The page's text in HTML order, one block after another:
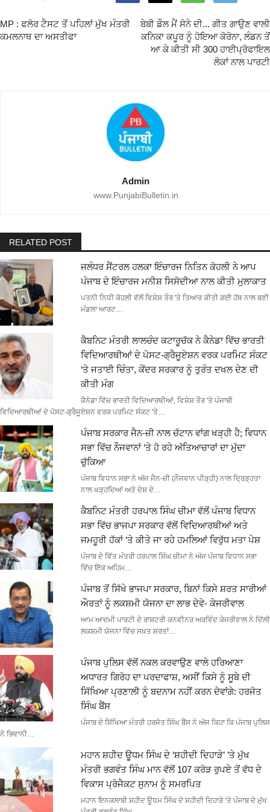
MP : ਫਲੋਰ ਟੈਸਟ ਤੋਂ ਪਹਿਲਾਂ ਮੁੱਖ ਮੰਤਰੀ
ਕਮਲਨਾਥ ਦਾ ਅਸਤੀਫਾ
ਬੇਬੀ ਡੌਲ ਮੈਂ ਸੋਨੇ ਦੀ... ਗੀਤ ਗਾਉਣ ਵਾਲੀ
ਕਨਿਕਾ ਕਪੂਰ ਨੂੰ ਹੋਇਆ ਕੋਰੋਨਾ, ਲੰਡਨ ਤੋਂ
ਆ ਕੇ ਕੀਤੀ ਸੀ 300 ਹਾਈਪ੍ਰੋਫਾਇਲ
ਲੋਕਾਂ ਨਾਲ ਪਾਰਟੀ
Admin
www.PunjabiBulletin.in
RELATED POST
ਜਲੰਧਰ ਸੈਂਟਰਲ ਹਲਕਾ ਇੰਚਾਰਜ ਨਿਤਿਨ ਕੋਹਲੀ ਨੇ ਆਪ
ਪੰਜਾਬ ਦੇ ਇੰਚਾਰਜ ਮਨੀਸ਼ ਸਿਸੋਦੀਆ ਨਾਲ ਕੀਤੀ ਮੁਲਾਕਾਤ
ਪਤਨੀ ਨਿਧੀ ਕੋਹਲੀ ਵੱਲੋਂ ਵਿਸ਼ੇਸ਼ ਤੌਰ 'ਤੇ ਤਿਆਰ ਕੀਤੀ ਗਈ ਹੱਥ ਨਾਲ ਬਣੀ
ਮੰਡਲਾ ਆਰਟ…
ਕੈਬਨਿਟ ਮੰਤਰੀ ਲਾਲਚੰਦ ਕਟਾਰੂਚੱਕ ਨੇ ਕੈਨੇਡਾ ਵਿੱਚ ਭਾਰਤੀ
ਵਿਦਿਆਰਥੀਆਂ ਦੇ ਪੋਸਟ-ਗ੍ਰੈਜੂਏਸ਼ਨ ਵਰਕ ਪਰਮਿਟ ਸੰਕਟ
‘ਤੇ ਜਤਾਈ ਚਿੰਤਾ, ਕੇਂਦਰ ਸਰਕਾਰ ਨੂੰ ਤੁਰੰਤ ਦਖਲ ਦੇਣ ਦੀ
ਕੀਤੀ ਮੰਗ
ਕੈਨੇਡਾ ਵਿੱਚ ਭਾਰਤੀ ਵਿਦਿਆਰਥੀਆਂ, ਵਿਸ਼ੇਸ਼ ਤੌਰ 'ਤੇ ਪੰਜਾਬੀ
ਵਿਦਿਆਰਥੀਆਂ ਦੇ ਪੋਸਟ-ਗ੍ਰੈਜੂਏਸ਼ਨ ਵਰਕ ਪਰਮਿਟ ਸੰਕਟ 'ਤੇ…
ਪੰਜਾਬ ਸਰਕਾਰ ਜੈਨ-ਜ਼ੀ ਨਾਲ ਚੱਟਾਨ ਵਾਂਗ ਖੜ੍ਹੀ ਹੈ; ਵਿਧਾਨ
ਸਭਾ ਵਿੱਚ ਨੌਜਵਾਨਾਂ ‘ਤੇ ਹੋ ਰਹੇ ਅੱਤਿਆਚਾਰਾਂ ਦਾ ਮੁੱਦਾ
ਚੁੱਕਿਆ
ਪੰਜਾਬ ਵਿਧਾਨ ਸਭਾ ਨੇ ਅੱਜ ਜੈਨ-ਜ਼ੀ (ਨੌਜਵਾਨ ਪੀੜ੍ਹੀ) ਨਾਲ ਦ੍ਰਿੜ੍ਹਤਾ
ਨਾਲ ਖੜ੍ਹਦਿਆਂ ਅਤੇ ਦੇਸ਼ ਦੇ…
ਕੈਬਨਿਟ ਮੰਤਰੀ ਹਰਪਾਲ ਸਿੰਘ ਚੀਮਾ ਵੱਲੋਂ ਪੰਜਾਬ ਵਿਧਾਨ
ਸਭਾ ਵਿੱਚ ਭਾਜਪਾ ਸਰਕਾਰ ਵੱਲੋਂ ਵਿਦਿਆਰਥੀਆਂ ਅਤੇ
ਜਮਹੂਰੀ ਹੱਕਾਂ ‘ਤੇ ਕੀਤੇ ਜਾ ਰਹੇ ਹਮਲਿਆਂ ਵਿਰੁੱਧ ਮਤਾ ਪੇਸ਼
ਪੰਜਾਬ ਦੇ ਵਿੱਤ ਮੰਤਰੀ ਹਰਪਾਲ ਸਿੰਘ ਚੀਮਾ ਨੇ ਅੱਜ ਪੰਜਾਬ ਵਿਧਾਨ ਸਭਾ
ਵਿੱਚ ਇੱਕ ਅਹਿਮ…
ਪੰਜਾਬ ਤੋਂ ਸਿੱਖੇ ਭਾਜਪਾ ਸਰਕਾਰ, ਬਿਨਾਂ ਕਿਸੇ ਸ਼ਰਤ ਸਾਰੀਆਂ
ਔਰਤਾਂ ਨੂੰ ਲਕਸ਼ਮੀ ਯੋਜਨਾ ਦਾ ਲਾਭ ਦੇਵੇ- ਕੇਜਰੀਵਾਲ
ਆਮ ਆਦਮੀ ਪਾਰਟੀ ਦੇ ਰਾਸ਼ਟਰੀ ਕਨਵੀਨਰ ਅਰਵਿੰਦ ਕੇਜਰੀਵਾਲ ਨੇ ਦਿੱਲੀ
ਲਕਸ਼ਮੀ ਯੋਜਨਾ ਵਿੱਚ ਸਖ਼ਤ ਸ਼ਰਤਾਂ…
ਪੰਜਾਬ ਪੁਲਿਸ ਵੱਲੋਂ ਨਕਲ ਕਰਵਾਉਣ ਵਾਲੇ ਹਰਿਆਣਾ
ਅਧਾਰਤ ਗਿਰੋਹ ਦਾ ਪਰਦਾਫਾਸ਼, ਅਸੀਂ ਕਿਸੇ ਨੂੰ ਸੂਬੇ ਦੀ
ਸਿੱਖਿਆ ਪ੍ਰਣਾਲੀ ਨੂੰ ਬਦਨਾਮ ਨਹੀਂ ਕਰਨ ਦੇਵਾਂਗੇ: ਹਰਜੋਤ
ਸਿੰਘ ਬੈਂਸ
ਪੰਜਾਬ ਦੇ ਸਿੱਖਿਆ ਮੰਤਰੀ ਹਰਜੋਤ ਸਿੰਘ ਬੈਂਸ ਨੇ ਅੱਜ ਕਿਹਾ ਕਿ ਪੰਜਾਬ ਪੁਲਿਸ
ਨੇ ਭਿਵਾਨੀ…
ਮਹਾਨ ਸ਼ਹੀਦ ਊਧਮ ਸਿੰਘ ਦੇ ‘ਸ਼ਹੀਦੀ ਦਿਹਾੜੇ’ ’ਤੇ ਮੁੱਖ
ਮੰਤਰੀ ਭਗਵੰਤ ਸਿੰਘ ਮਾਨ ਵੱਲੋਂ 107 ਕਰੋੜ ਰੁਪਏ ਤੋਂ ਵੱਧ ਦੇ
ਵਿਕਾਸ ਪ੍ਰੋਜੈਕਟ ਸੁਨਾਮ ਨੂੰ ਸਮਰਪਿਤ
ਮਹਾਨ ਇਨਕਲਾਬੀ ਸ਼ਹੀਦ ਊਧਮ ਸਿੰਘ ਦੇ ਸ਼ਹੀਦੀ ਦਿਹਾੜੇ 'ਤੇ ਪੰਜਾਬ ਦੇ ਮੁੱਖ